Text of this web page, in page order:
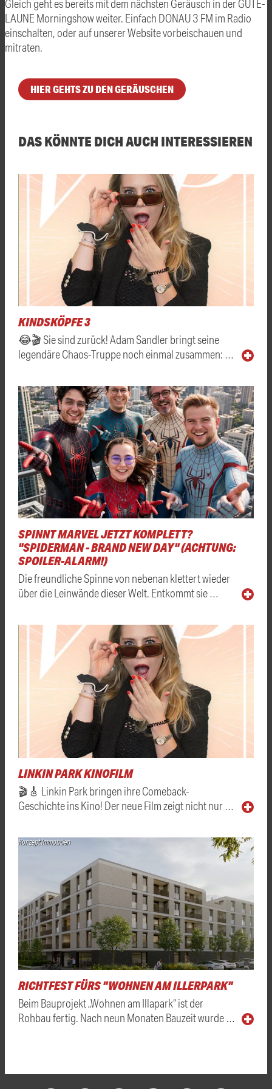
Gleich geht es bereits mit dem nächsten Geräusch in der GUTE-
LAUNE Morningshow weiter. Einfach DONAU 3 FM im Radio
einschalten, oder auf unserer Website vorbeischauen und
mitraten.
HIER GEHTS ZU DEN GERÄUSCHEN
DAS KÖNNTE DICH AUCH INTERESSIEREN
KINDSKÖPFE 3
😂🎬 Sie sind zurück! Adam Sandler bringt seine
legendäre Chaos-Truppe noch einmal zusammen: …
SPINNT MARVEL JETZT KOMPLETT?
"SPIDERMAN - BRAND NEW DAY" (ACHTUNG:
SPOILER-ALARM!)
Die freundliche Spinne von nebenan klettert wieder
über die Leinwände dieser Welt. Entkommt sie …
LINKIN PARK KINOFILM
🎬🎸 Linkin Park bringen ihre Comeback-
Geschichte ins Kino! Der neue Film zeigt nicht nur …
Konzept Immobilien
RICHTFEST FÜRS "WOHNEN AM ILLERPARK"
Beim Bauprojekt „Wohnen am Illapark“ ist der
Rohbau fertig. Nach neun Monaten Bauzeit wurde …